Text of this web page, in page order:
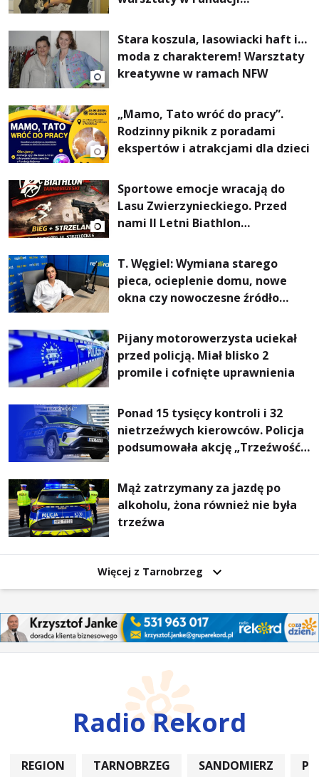
Stara koszula, lasowiacki haft i…
moda z charakterem! Warsztaty
kreatywne w ramach NFW
„Mamo, Tato wróć do pracy”.
Rodzinny piknik z poradami
ekspertów i atrakcjami dla dzieci
Sportowe emocje wracają do
Lasu Zwierzynieckiego. Przed
nami II Letni Biathlon
T. Węgiel: Wymiana starego
pieca, ocieplenie domu, nowe
okna czy nowoczesne źródło
rachunki za energię, lepszy
komfort życia i... czystsze
powietrze
Pijany motorowerzysta uciekał
przed policją. Miał blisko 2
promile i cofnięte uprawnienia
Ponad 15 tysięcy kontroli i 32
nietrzeźwych kierowców. Policja
podsumowała akcję „Trzeźwość”
Mąż zatrzymany za jazdę po
alkoholu, żona również nie była
trzeźwa
Więcej z Tarnobrzeg
Radio Rekord
REGION TARNOBRZEG SANDOMIERZ